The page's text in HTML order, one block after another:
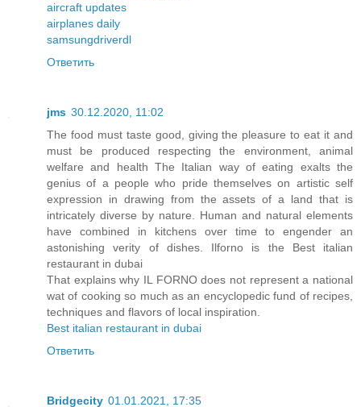
aircraft updates
airplanes daily
samsungdriverdl
Ответить
jms 30.12.2020, 11:02
The food must taste good, giving the pleasure to eat it and
must be produced respecting the environment, animal
welfare and health The Italian way of eating exalts the
genius of a people who pride themselves on artistic self
expression in drawing from the assets of a land that is
intricately diverse by nature. Human and natural elements
have combined in kitchens over time to engender an
astonishing verity of dishes. Ilforno is the Best italian
restaurant in dubai
That explains why IL FORNO does not represent a national
wat of cooking so much as an encyclopedic fund of recipes,
techniques and flavors of local inspiration.
Best italian restaurant in dubai
Ответить
Bridgecity 01.01.2021, 17:35